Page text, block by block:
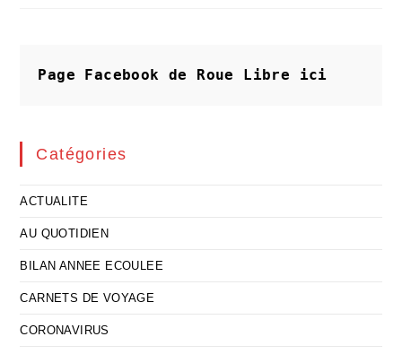
Page Facebook de Roue Libre ici
Catégories
ACTUALITE
AU QUOTIDIEN
BILAN ANNEE ECOULEE
CARNETS DE VOYAGE
CORONAVIRUS